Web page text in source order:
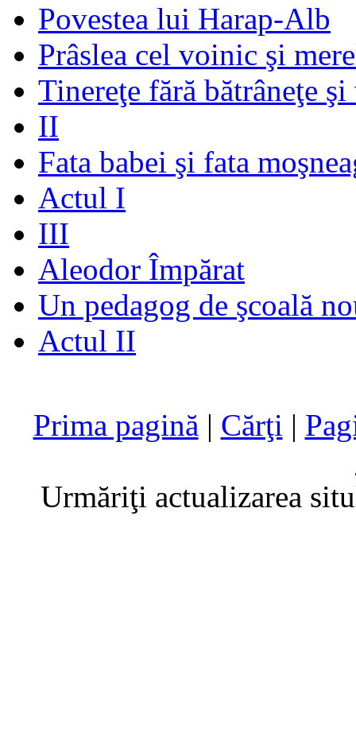
Povestea lui Harap-Alb
Prâslea cel voinic şi
Tinereţe fără bătrâneţe
II
Fata babei şi fata
Actul I
III
Aleodor Împărat
Un pedagog de şcoală
Actul II
Prima pagină | Cărţi |
Urmăriţi actualizarea